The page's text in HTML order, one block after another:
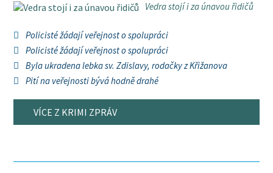
Vedra stojí i za únavou řidičů
Policisté žádají veřejnost o spolupráci
Policisté žádají veřejnost o spolupráci
Byla ukradena lebka sv. Zdislavy, rodačky z Křižanova
Pití na veřejnosti bývá hodně drahé
VÍCE Z KRIMI ZPRÁV